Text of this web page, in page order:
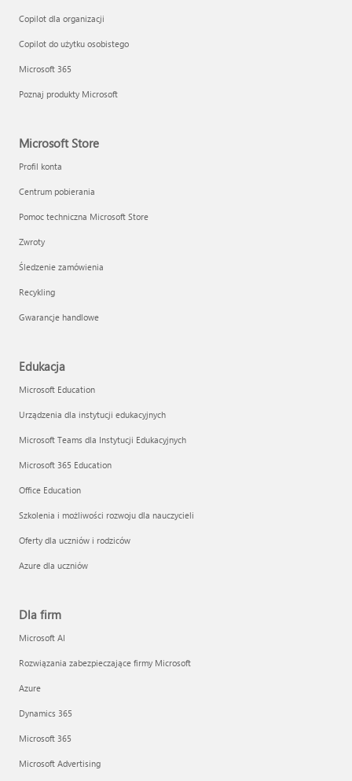
Copilot dla organizacji
Copilot do użytku osobistego
Microsoft 365
Poznaj produkty Microsoft
Microsoft Store
Profil konta
Centrum pobierania
Pomoc techniczna Microsoft Store
Zwroty
Śledzenie zamówienia
Recykling
Gwarancje handlowe
Edukacja
Microsoft Education
Urządzenia dla instytucji edukacyjnych
Microsoft Teams dla Instytucji Edukacyjnych
Microsoft 365 Education
Office Education
Szkolenia i możliwości rozwoju dla nauczycieli
Oferty dla uczniów i rodziców
Azure dla uczniów
Dla firm
Microsoft AI
Rozwiązania zabezpieczające firmy Microsoft
Azure
Dynamics 365
Microsoft 365
Microsoft Advertising